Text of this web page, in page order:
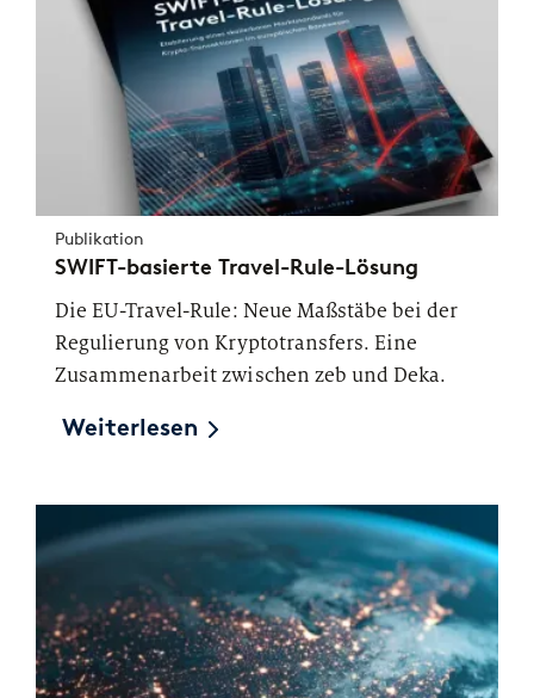
Publikation
SWIFT-basierte Travel-Rule-Lösung
Die EU-Travel-Rule: Neue Maßstäbe bei der
Regulierung von Kryptotransfers. Eine
Zusammenarbeit zwischen zeb und Deka.
Weiterlesen